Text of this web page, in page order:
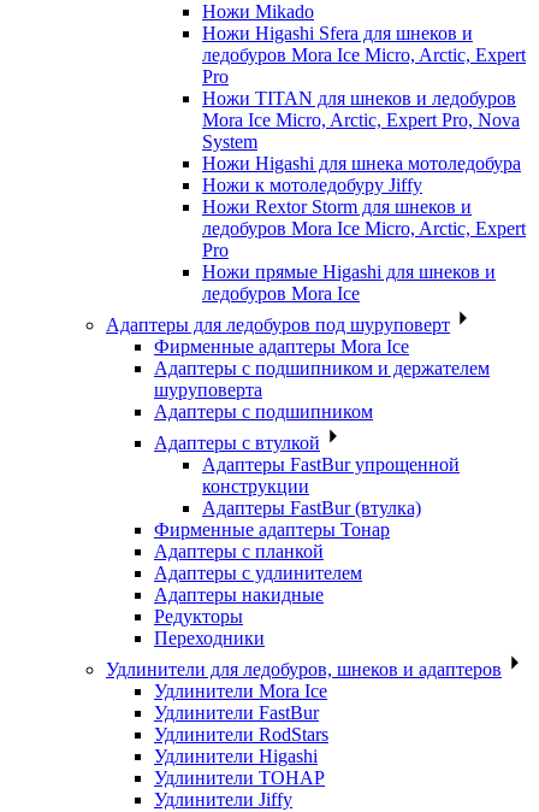
Ножи Mikado
Ножи Higashi Sfera для шнеков и
ледобуров Mora Ice Micro, Arctic, Expert
Pro
Ножи TITAN для шнеков и ледобуров
Mora Ice Micro, Arctic, Expert Pro, Nova
System
Ножи Higashi для шнека мотоледобура
Ножи к мотоледобуру Jiffy
Ножи Rextor Storm для шнеков и
ледобуров Mora Ice Micro, Arctic, Expert
Pro
Ножи прямые Higashi для шнеков и
ледобуров Mora Ice
Адаптеры для ледобуров под шуруповерт
Фирменные адаптеры Mora Ice
Адаптеры с подшипником и держателем
шуруповерта
Адаптеры с подшипником
Адаптеры с втулкой
Адаптеры FastBur упрощенной
конструкции
Адаптеры FastBur (втулка)
Фирменные адаптеры Тонар
Адаптеры с планкой
Адаптеры с удлинителем
Адаптеры накидные
Редукторы
Переходники
Удлинители для ледобуров, шнеков и адаптеров
Удлинители Mora Ice
Удлинители FastBur
Удлинители RodStars
Удлинители Higashi
Удлинители ТОНАР
Удлинители Jiffy